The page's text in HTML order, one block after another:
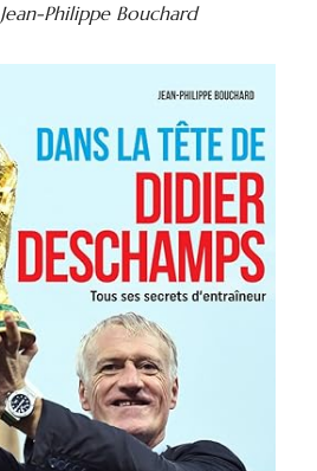
Jean-Philippe Bouchard